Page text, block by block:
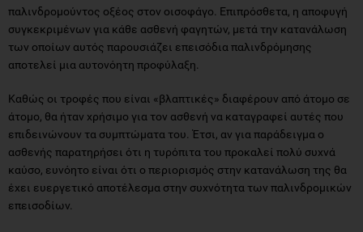
παλινδρομούντος οξέος στον οισοφάγο. Επιπρόσθετα, η αποφυγή
συγκεκριμένων για κάθε ασθενή φαγητών, μετά την κατανάλωση
των οποίων αυτός παρουσιάζει επεισόδια παλινδρόμησης
αποτελεί μια αυτονόητη προφύλαξη.
Καθώς οι τροφές που είναι «βλαπτικές» διαφέρουν από άτομο σε
άτομο, θα ήταν χρήσιμο για τον ασθενή να καταγραφεί αυτές που
επιδεινώνουν τα συμπτώματα του. Έτσι, αν για παράδειγμα ο
ασθενής παρατηρήσει ότι η τυρόπιτα του προκαλεί πολύ συχνά
καύσο, ευνόητο είναι ότι ο περιορισμός στην κατανάλωση της θα
έχει ευεργετικό αποτέλεσμα στην συχνότητα των παλινδρομικών
επεισοδίων.